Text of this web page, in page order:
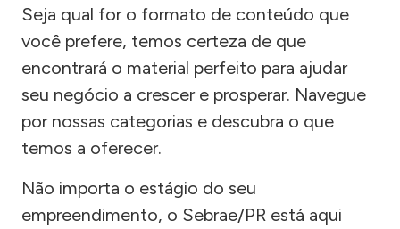
Seja qual for o formato de conteúdo que
você prefere, temos certeza de que
encontrará o material perfeito para ajudar
seu negócio a crescer e prosperar. Navegue
por nossas categorias e descubra o que
temos a oferecer.
Não importa o estágio do seu
empreendimento, o Sebrae/PR está aqui